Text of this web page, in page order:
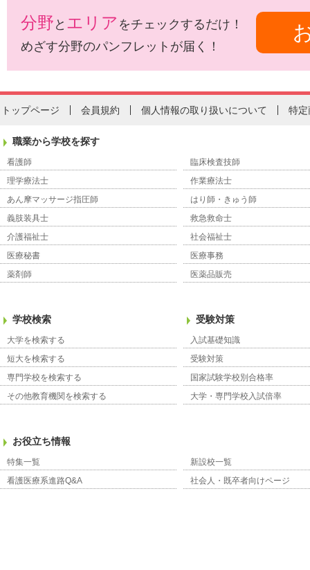
分野 と エリア をチェックするだけ！
めざす分野のパンフレットが届く！
トップページ 会員規約 個人情報の取り扱いについて 特定
職業から学校を探す
看護師
臨床検査技師
理学療法士
作業療法士
あん摩マッサージ指圧師
はり師・きゅう師
義肢装具士
救急救命士
介護福祉士
社会福祉士
医療秘書
医療事務
薬剤師
医薬品販売
学校検索
大学を検索する
短大を検索する
専門学校を検索する
その他教育機関を検索する
受験対策
入試基礎知識
受験対策
国家試験学校別合格率
大学・専門学校入試倍率
お役立ち情報
特集一覧
新設校一覧
看護医療系進路Q&A
社会人・既卒者向けページ